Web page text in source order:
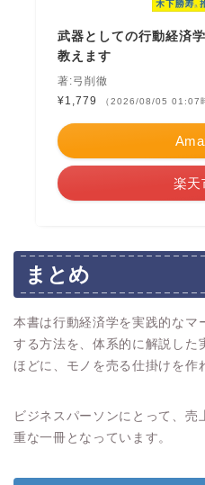
武器としての行動経済
教えます
著:弓削徹
¥1,779
（2026/08/05 01:07
楽天
まとめ
本書は行動経済学を実践的なマ
する方法を、体系的に解説した
ほどに、モノを売る仕掛けを作
ビジネスパーソンにとって、
重な一冊となっています。